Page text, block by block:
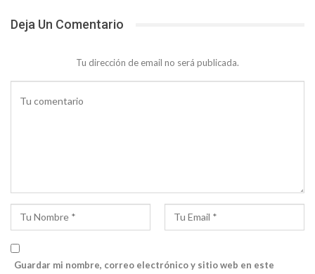
Deja Un Comentario
Tu dirección de email no será publicada.
Guardar mi nombre, correo electrónico y sitio web en este